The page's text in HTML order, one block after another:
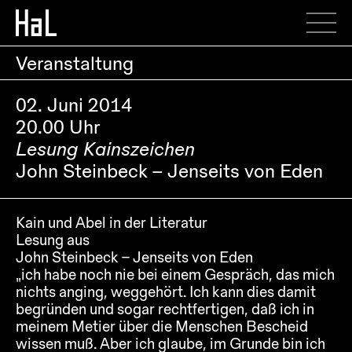
Veranstaltung
02. Juni 2014
20.00 Uhr
Lesung Kainszeichen
John Steinbeck – Jenseits von Eden
Kain und Abel in der Literatur
Lesung aus
John Steinbeck – Jenseits von Eden
„ich habe noch nie bei einem Gespräch, das mich
nichts anging, weggehört. Ich kann dies damit
begründen und sogar rechtfertigen, daß ich in
meinem Metier über die Menschen Bescheid
wissen muß. Aber ich glaube, im Grunde bin ich